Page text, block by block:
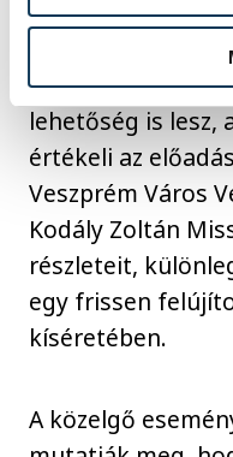
Hangvillában
közönséget.
a program
lehetőség is lesz,
értékeli az
Veszprém Város
Kodály Zoltán
részleteit,
egy frissen
kíséretében.
A közelgő